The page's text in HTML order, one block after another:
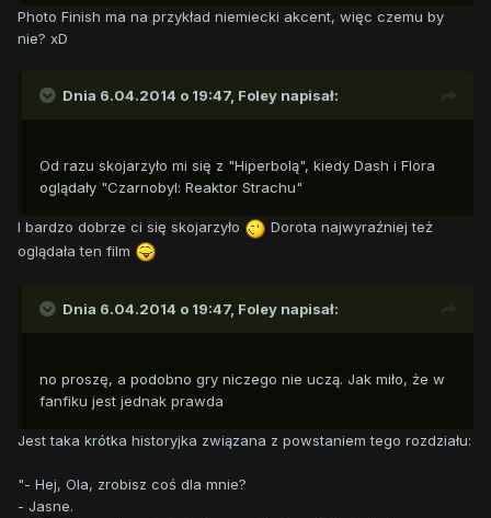
Photo Finish ma na przykład niemiecki akcent, więc czemu by
nie? xD
Dnia 6.04.2014 o 19:47, Foley napisał:
Od razu skojarzyło mi się z "Hiperbolą", kiedy Dash i Flora
oglądały "Czarnobyl: Reaktor Strachu"
I bardzo dobrze ci się skojarzyło
Dorota najwyraźniej też
oglądała ten film
Dnia 6.04.2014 o 19:47, Foley napisał:
no proszę, a podobno gry niczego nie uczą. Jak miło, że w
fanfiku jest jednak prawda
Jest taka krótka historyjka związana z powstaniem tego rozdziału:
"- Hej, Ola, zrobisz coś dla mnie?
- Jasne.